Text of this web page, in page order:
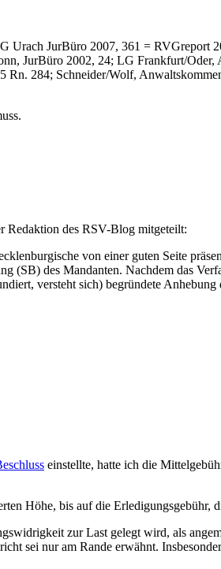
JurBüro 2007, 361 = RVGreport
JurBüro 2002, 24; LG Frankfurt/Oder,
Rn. 284; Schneider/Wolf,
Redaktion des RSV-Blog mitgeteilt:
von einer guten Seite
(SB) des Mandanten. Nachdem das
versteht sich) begründete
einstellte, hatte ich die
Höhe, bis auf die Erledigungsgebühr,
zur Last gelegt wird, als
sei nur am Rande erwähnt.